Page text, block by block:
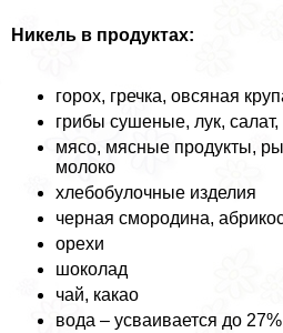
Никель в продуктах:
горох, гречка, овсяная
грибы сушеные, лук,
мясо, мясные продукты,
молоко
хлебобулочные изделия
черная смородина,
орехи
шоколад
чай, какао
вода – усваивается до